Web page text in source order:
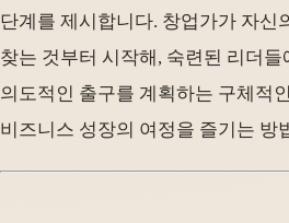
단계를 제시합니다. 창업가가 자신
찾는 것부터 시작해, 숙련된 리더
의도적인 출구를 계획하는 구체적
비즈니스 성장의 여정을 즐기는 방